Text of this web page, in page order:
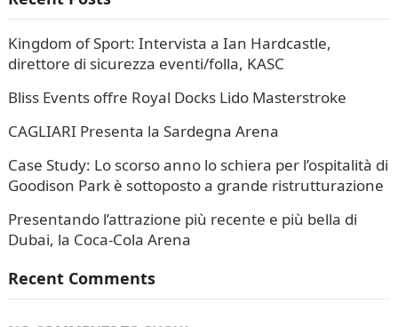
Kingdom of Sport: Intervista a Ian Hardcastle,
direttore di sicurezza eventi/folla, KASC
Bliss Events offre Royal Docks Lido Masterstroke
CAGLIARI Presenta la Sardegna Arena
Case Study: Lo scorso anno lo schiera per l’ospitalità di
Goodison Park è sottoposto a grande ristrutturazione
Presentando l’attrazione più recente e più bella di
Dubai, la Coca-Cola Arena
Recent Comments